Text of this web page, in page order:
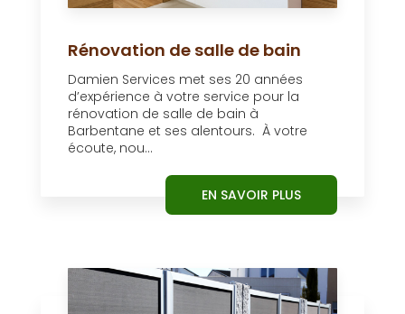
Rénovation de salle de bain
Damien Services met ses 20 années
d’expérience à votre service pour la
rénovation de salle de bain à
Barbentane et ses alentours. À votre
écoute, nou...
EN SAVOIR PLUS